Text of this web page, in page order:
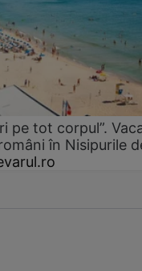
pe tot corpul”.
în Nisipurile